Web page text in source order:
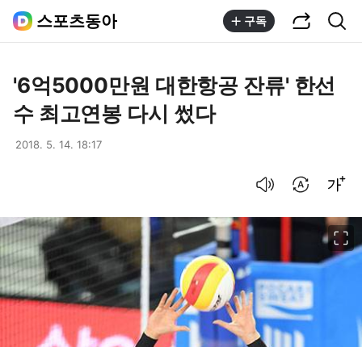
스포츠동아 구독
'6억5000만원 대한항공 잔류' 한선
수 최고연봉 다시 썼다
2018. 5. 14. 18:17